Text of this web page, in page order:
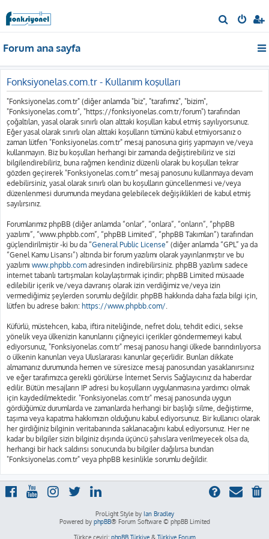
r
Forum ana sayfa
Fonksiyonelas.com.tr - Kullanım koşulları
"Fonksiyonelas.com.tr" (diğer anlamda "biz", "tarafımız", "bizim",
"Fonksiyonelas.com.tr", "https://fonksiyonelas.com.tr/forum") tarafından
çoğaltılan, yasal olarak sınırlı olan alttaki koşulları kabul etmiş sayılıyorsunuz.
Eğer yasal olarak sınırlı olan alttaki koşulların tümünü kabul etmiyorsanız o
zaman lütfen "Fonksiyonelas.com.tr" mesaj panosuna giriş yapmayın ve/veya
kullanmayın. Biz bu koşulları herhangi bir zamanda değiştirebiliriz ve sizi
bilgilendirebiliriz, buna rağmen kendiniz düzenli olarak bu koşulları tekrar
gözden geçirerek "Fonksiyonelas.com.tr" mesaj panosunu kullanmaya devam
edebilirsiniz, yasal olarak sınırlı olan bu koşulların güncellenmesi ve/veya
düzenlenmesi durumunda meydana gelebilecek değişiklikleri de kabul etmiş
sayılırsınız.
Forumlarımız phpBB (diğer anlamda “onlar”, “onlara”, “onların”, “phpBB
yazılımı”, “www.phpbb.com”, “phpBB Limited”, “phpBB Takımları”) tarafından
güçlendirilmiştir -ki bu da “General Public License” (diğer anlamda “GPL” ya da
“Genel Kamu Lisansı”) altında bir forum yazılımı olarak yayınlanmıştır ve bu
yazılımı www.phpbb.com adresinden indirebilirsiniz. phpBB yazılımı sadece
internet tabanlı tartışmaları kolaylaştırmak içindir; phpBB Limited müsaade
edilebilir içerik ve/veya davranış olarak izin verdiğimiz ve/veya izin
vermediğimiz şeylerden sorumlu değildir. phpBB hakkında daha fazla bilgi için,
lütfen bu adrese bakın: https://www.phpbb.com/.
Küfürlü, müstehcen, kaba, iftira niteliğinde, nefret dolu, tehdit edici, sekse
yönelik veya ülkenizin kanunlarını çiğneyici içerikler göndermemeyi kabul
ediyorsunuz, "Fonksiyonelas.com.tr" mesaj panosu hangi ülkede barındırılıyorsa
o ülkenin kanunları veya Uluslararası kanunlar geçerlidir. Bunları dikkate
almamanız durumunda hemen ve süresizce mesaj panosundan yasaklanırsınız
ve eğer tarafımızca gerekli görülürse İnternet Servis Sağlayıcınız da haberdar
edilir. Bütün mesajların IP adresi bu koşulların uygulanmasına yardımcı olmak
için kaydedilmektedir. "Fonksiyonelas.com.tr" mesaj panosunda uygun
gördüğümüz durumlarda ve zamanlarda herhangi bir başlığı silme, değiştirme,
taşıma veya kapatma hakkımızın olduğunu kabul ediyorsunuz. Bir kullanıcı olarak
her girdiğiniz bilginin veritabanında saklanacağını kabul ediyorsunuz. Her ne
kadar bu bilgiler sizin bilginiz dışında üçüncü şahıslara verilmeyecek olsa da,
herhangi bir hack saldırısı sonucunda bu bilgiler dağılırsa bundan
"Fonksiyonelas.com.tr" veya phpBB kesinlikle sorumlu değildir.
ProLight Style by Ian Bradley
Powered by phpBB® Forum Software © phpBB Limited
Türkçe çeviri: phpBB Türkiye& Türkiye Forum